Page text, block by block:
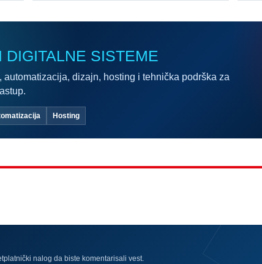
DIGITALNE SISTEME
dizajn, hosting i tehnička podrška za
Hosting
nalog da biste komentarisali vest.